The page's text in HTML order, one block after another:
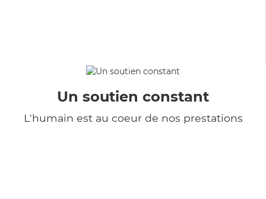
Un soutien constant
L'humain est au coeur de nos prestations